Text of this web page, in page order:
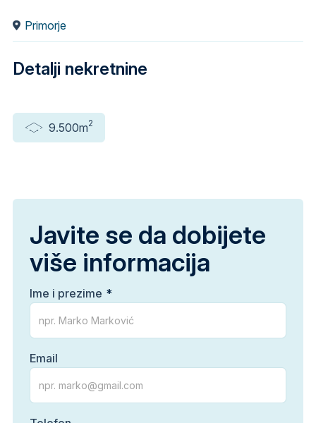
Primorje
Detalji nekretnine
9.500m2
Javite se da dobijete
više informacija
Ime i prezime
Email